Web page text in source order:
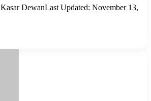
Kasar DewanLast Updated: November 13,